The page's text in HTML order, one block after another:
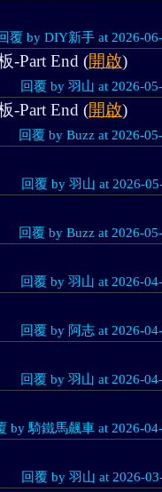
覆 by DIY新手 at 2026-
-Part End (開啟)
回覆 by 羽山 at 2026-
-Part End (開啟)
回覆 by Buzz at 2026-
回覆 by 羽山 at 2026-
回覆 by Buzz at 2026-
回覆 by 羽山 at 2026-
回覆 by 阿志 at 2026-
回覆 by 羽山 at 2026-
by 騎鐵馬飆車 at 2026-
回覆 by 羽山 at 2026-